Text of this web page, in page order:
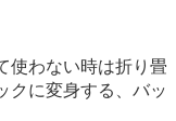
使わない時は折り畳
クに変身する、バッ